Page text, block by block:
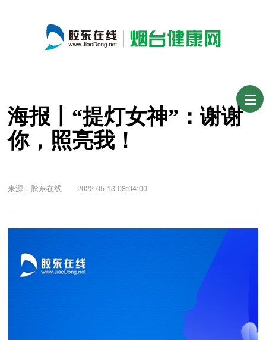
海报丨“提灯女神”：谢谢
你，照亮我！
来源：胶东在线 2022-05-13 08:04:00